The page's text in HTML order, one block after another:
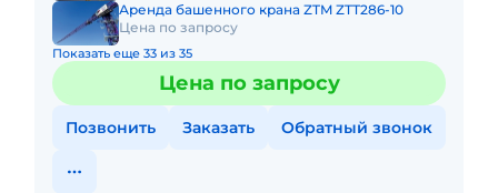
Аренда башенного крана ZTM ZTT286-10
Цена по запросу
Показать еще 33 из 35
Цена по запросу
Позвонить Заказать Обратный звонок